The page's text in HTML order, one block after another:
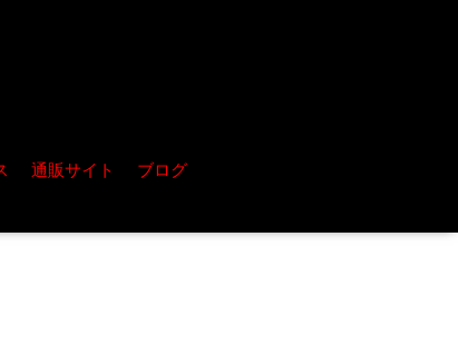
通販サイト
ブログ